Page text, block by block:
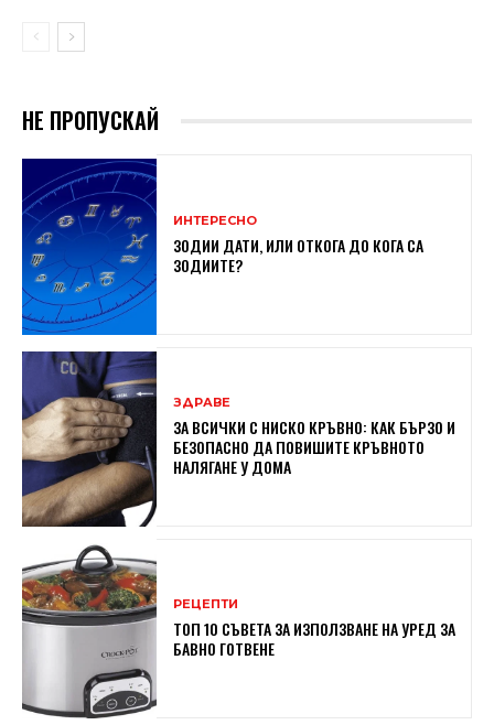
НЕ ПРОПУСКАЙ
ИНТЕРЕСНО
ЗОДИИ ДАТИ, ИЛИ ОТКОГА ДО КОГА СА
ЗОДИИТЕ?
ЗДРАВЕ
ЗА ВСИЧКИ С НИСКО КРЪВНО: КАК БЪРЗО И
БЕЗОПАСНО ДА ПОВИШИТЕ КРЪВНОТО
НАЛЯГАНЕ У ДОМА
РЕЦЕПТИ
ТОП 10 СЪВЕТА ЗА ИЗПОЛЗВАНЕ НА УРЕД ЗА
БАВНО ГОТВЕНЕ